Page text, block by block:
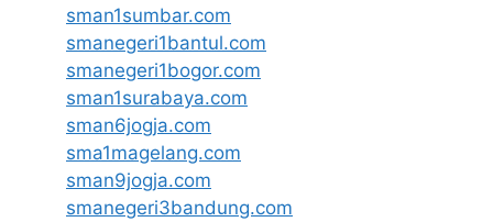
sman1sumbar.com
smanegeri1bantul.com
smanegeri1bogor.com
sman1surabaya.com
sman6jogja.com
sma1magelang.com
sman9jogja.com
smanegeri3bandung.com